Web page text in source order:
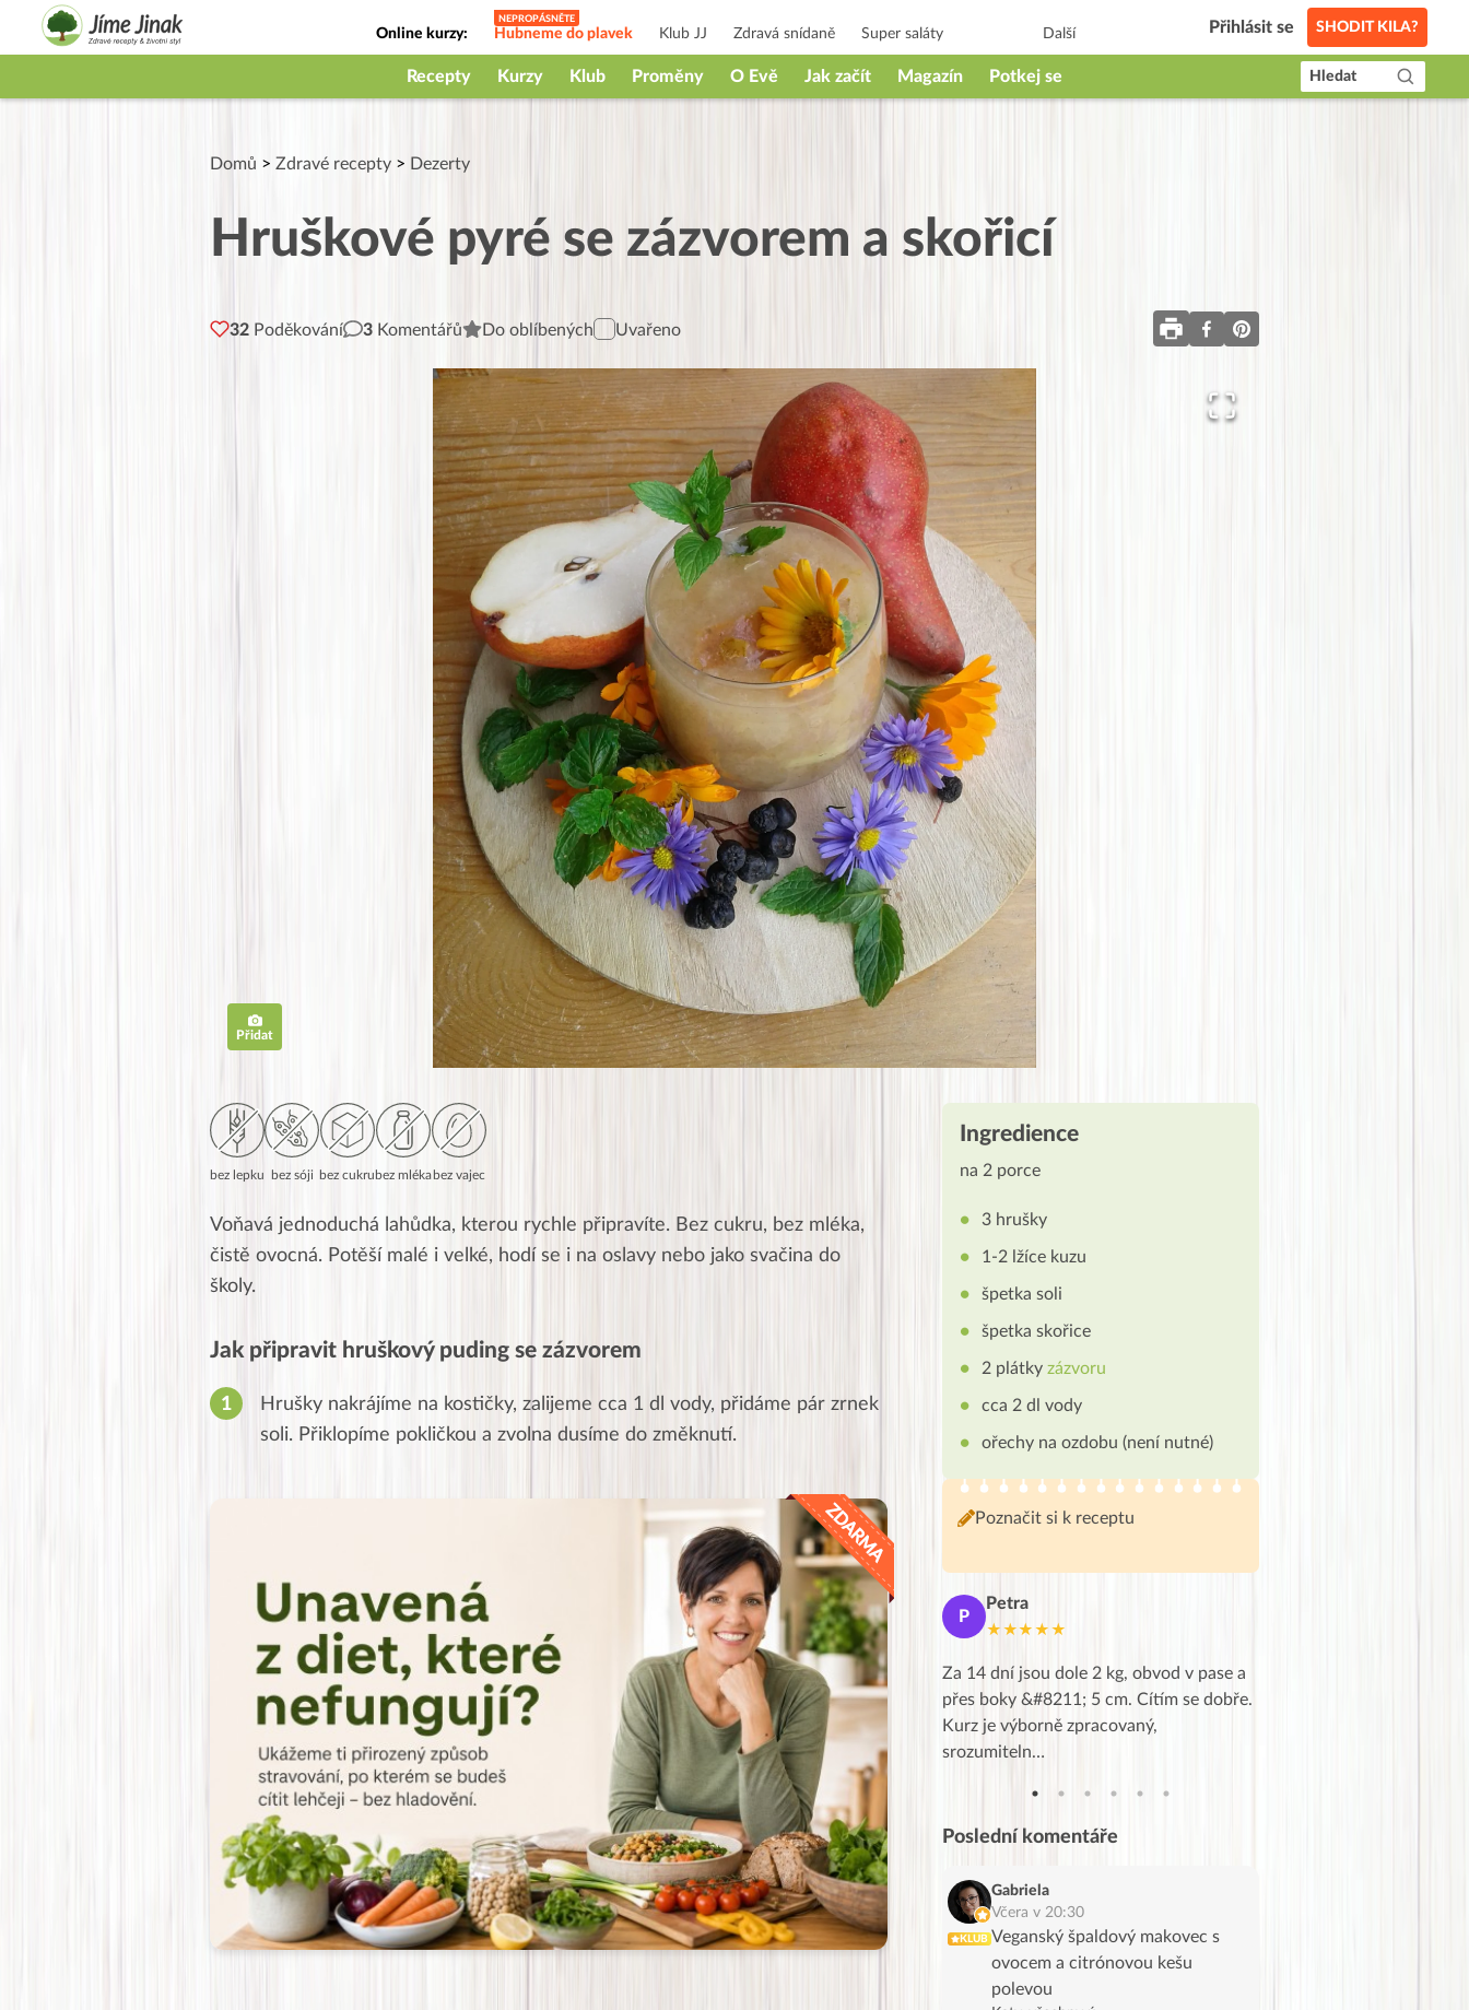
Online kurzy: Hubneme do plavek Klub JJ Zdravá snídaně Super saláty
Jak na babičky
Další Přihlásit se SHODIT KILA?
Recepty Kurzy Klub Proměny O Evě Jak začít Magazín Potkej se Hledat
Domů > Zdravé recepty > Dezerty
Hruškové pyré se zázvorem a skořicí
32 Poděkování 3 Komentářů Do oblíbených Uvařeno
Přidat
bez lepku bez sóji bez cukrubez mlékabez vajec
Voňavá jednoduchá lahůdka, kterou rychle připravíte. Bez cukru, bez mléka,
čistě ovocná. Potěší malé i velké, hodí se i na oslavy nebo jako svačina do
školy.
Jak připravit hruškový puding se zázvorem
Hrušky nakrájíme na kostičky, zalijeme cca 1 dl vody, přidáme pár zrnek
soli. Přiklopíme pokličkou a zvolna dusíme do změknutí.
Ingredience
na 2 porce
3 hrušky
1-2 lžíce kuzu
špetka soli
špetka skořice
2 plátky zázvoru
cca 2 dl vody
ořechy na ozdobu (není nutné)
Poznačit si k receptu
Jana
★★★★★
Moc Vám všem děkuji za krásný pátek,
obzvlášť velké poděkování, obdiv a
uznání pro hlavní dvojici Peťa a Gábi!! 👏
Posílá…
P
Petra
★★★★★
Za 14 dní jsou dole 2 kg, obvod v pase a
přes boky &#8211; 5 cm. Cítím se dobře.
Kurz je výborně zpracovaný,
srozumiteln…
Poslední komentáře
KLUB
Gabriela
Včera v 20:30
Veganský špaldový makovec s
ovocem a citrónovou kešu
polevou